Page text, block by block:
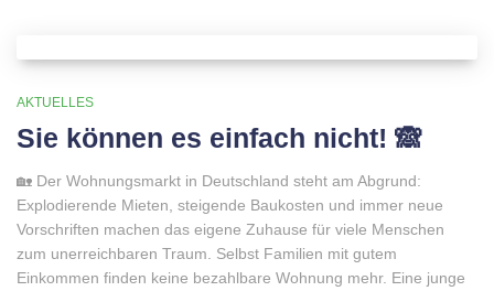
AKTUELLES
Sie können es einfach nicht! 🙈
🏡 Der Wohnungsmarkt in Deutschland steht am Abgrund:
Explodierende Mieten, steigende Baukosten und immer neue
Vorschriften machen das eigene Zuhause für viele Menschen
zum unerreichbaren Traum. Selbst Familien mit gutem
Einkommen finden keine bezahlbare Wohnung mehr. Eine junge